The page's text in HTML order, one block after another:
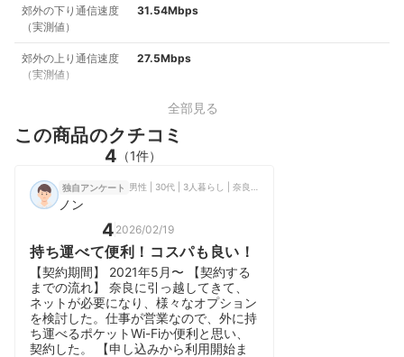
郊外の下り通信速度
（実測値）
31.54Mbps
郊外の上り通信速度
（実測値）
27.5Mbps
全部見る
この商品のクチコミ
4 （1件）
独自アンケート
ノン
4 2026/02/19
持ち運べて便利！コスパも良い！
【契約期間】 2021年5月〜 【契約する
までの流れ】 奈良に引っ越してきて、
ネットが必要になり、様々なオプション
を検討した。仕事が営業なので、外に持
ち運べるポケットWi-Fiか便利と思い、
契約した。 【申し込みから利用開始ま